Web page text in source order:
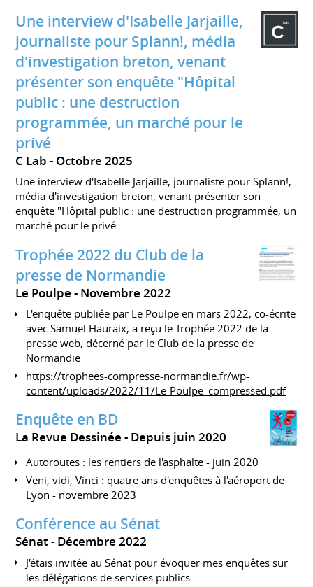
Une interview d'Isabelle Jarjaille,
journaliste pour Splann!, média
d'investigation breton, venant
présenter son enquête "Hôpital
public : une destruction
programmée, un marché pour le
privé
C Lab Octobre 2025
Une interview d'Isabelle Jarjaille, journaliste pour Splann!,
média d'investigation breton, venant présenter son
enquête "Hôpital public : une destruction programmée, un
marché pour le privé
Trophée 2022 du Club de la
presse de Normandie
Le Poulpe Novembre 2022
L'enquête publiée par Le Poulpe en mars 2022, co-écrite
avec Samuel Hauraix, a reçu le Trophée 2022 de la
presse web, décerné par le Club de la presse de
Normandie
https://trophees-compresse-normandie.fr/wp-
content/uploads/2022/11/Le-Poulpe_compressed.pdf
Enquête en BD
La Revue Dessinée Depuis juin 2020
Autoroutes : les rentiers de l'asphalte - juin 2020
Veni, vidi, Vinci : quatre ans d'enquêtes à l'aéroport de
Lyon - novembre 2023
Conférence au Sénat
Sénat Décembre 2022
J'étais invitée au Sénat pour évoquer mes enquêtes sur
les délégations de services publics.